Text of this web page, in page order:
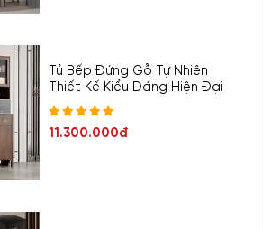
Tủ Bếp Đứng Gỗ Tự Nhiên
Thiết Kế Kiểu Dáng Hiện Đại
11.300.000đ